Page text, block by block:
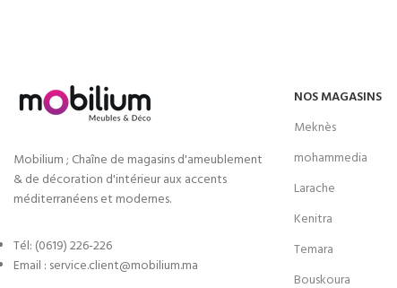
Mobilium ; Chaîne de magasins d'ameublement
& de décoration d'intérieur aux accents
méditerranéens et modernes.
Tél: (0619) 226-226
Email : service.client@mobilium.ma
NOS MAGASINS
Meknès
mohammedia
Larache
Kenitra
Temara
Bouskoura